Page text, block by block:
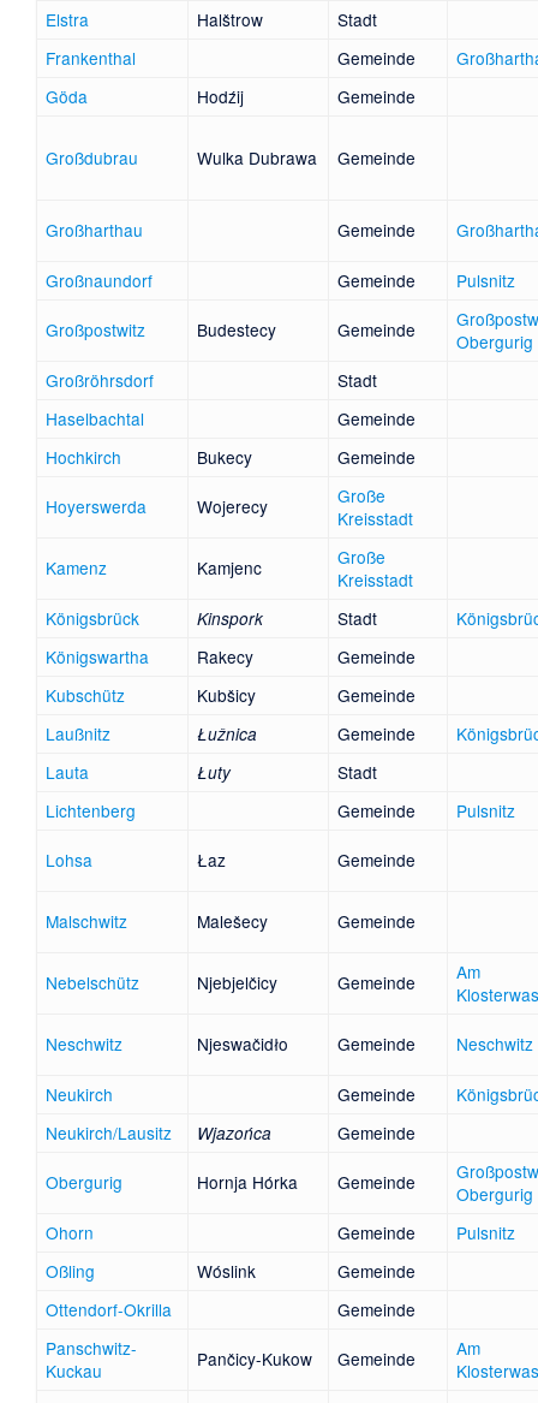
Elstra Halštrow
Stadt
Frankenthal
Gemeinde
Göda
Hodźij Gemeinde
Großdubrau Wulka Dubrawa Gemeinde
Großharthau Gemeinde
Großnaundorf Gemeinde Pulsnitz
Großpostwitz Budestecy Gemeinde
Obergurig
Großröhrsdorf
Stadt
Haselbachtal
Gemeinde
Hochkirch
Bukecy Gemeinde
Hoyerswerda Wojerecy
Große
Kreisstadt
Kamenz Kamjenc
Große
Kreisstadt
Königsbrück
Kinspork Stadt
Königswartha
Rakecy
Gemeinde
Kubschütz
Kubšicy
Gemeinde
Laußnitz
Łužnica Gemeinde
Lauta
Łuty
Stadt
Lichtenberg
Gemeinde Pulsnitz
Lohsa Łaz Gemeinde
Malschwitz Malešecy Gemeinde
Nebelschütz Njebjelčicy Gemeinde
Am
Neschwitz Njeswačidło Gemeinde Neschwitz
Neukirch Gemeinde
Neukirch/Lausitz
Wjazońca Gemeinde
Obergurig Hornja Hórka Gemeinde
Obergurig
Ohorn
Gemeinde
Pulsnitz
Oßling
Wóslink
Gemeinde
Ottendorf-Okrilla
Gemeinde
Panschwitz-
Kuckau
Pančicy-Kukow Gemeinde
Am